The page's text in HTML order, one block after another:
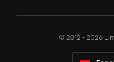
© 2012 - 2026